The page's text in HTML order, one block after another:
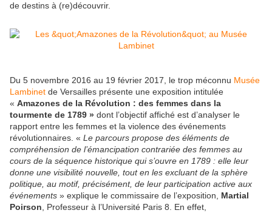
de destins à (re)découvrir.
Du 5 novembre 2016 au 19 février 2017, le trop méconnu Musée
Lambinet de Versailles présente une exposition intitulée
« Amazones de la Révolution : des femmes dans la
tourmente de 1789 » dont l’objectif affiché est d’analyser le
rapport entre les femmes et la violence des événements
révolutionnaires. « Le parcours propose des éléments de
compréhension de l’émancipation contrariée des femmes au
cours de la séquence historique qui s’ouvre en 1789 : elle leur
donne une visibilité nouvelle, tout en les excluant de la sphère
politique, au motif, précisément, de leur participation active aux
événements » explique le commissaire de l’exposition, Martial
Poirson , Professeur à l’Université Paris 8. En effet,